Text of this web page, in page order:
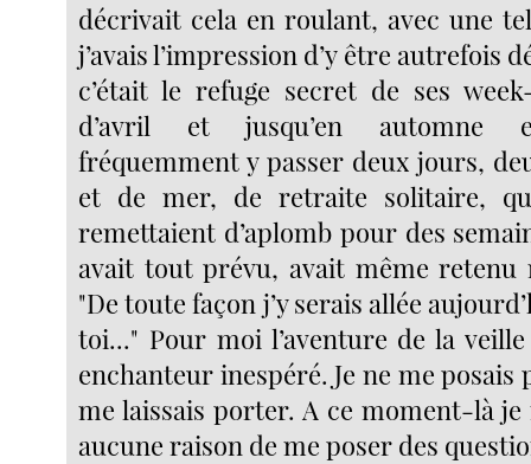
décrivait cela en roulant, avec une
j’avais l’impression d’y être autrefois
c’était le refuge secret de ses
d’avril et jusqu’en automne
fréquemment y passer deux jours,
et de mer, de retraite solitaire,
remettaient d’aplomb pour des
avait tout prévu, avait même retenu
"De toute façon j’y serais allée
toi..." Pour moi l’aventure de la
enchanteur inespéré. Je ne me posais
me laissais porter. A ce moment-là je
aucune raison de me poser des